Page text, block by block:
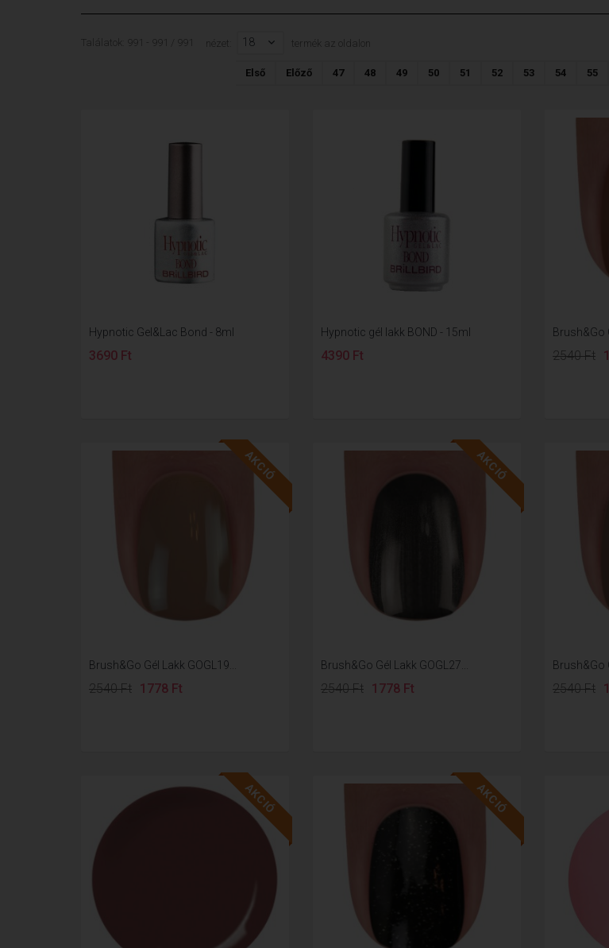
Találatok: 991 - 991 / 991 nézet: 18 termék az oldalon
Első Előző 47 48 49 50 51 52 53 54 55
Hypnotic Gel&Lac Bond - 8ml
3690 Ft
Hypnotic gél lakk BOND - 15ml
4390 Ft
Brush&Go
2540 Ft
AKCIÓ
Brush&Go Gél Lakk GOGL19...
2540 Ft 1778 Ft
AKCIÓ
Brush&Go Gél Lakk GOGL27...
2540 Ft 1778 Ft
Brush&Go
2540 Ft
AKCIÓ AKCIÓ